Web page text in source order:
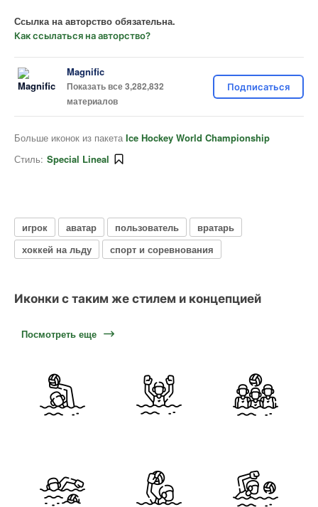
Ссылка на авторство обязательна.
Как ссылаться на авторство?
Magnific
Показать все 3,282,832
материалов
Подписаться
Больше иконок из пакета Ice Hockey World Championship
Стиль: Special Lineal
игрок аватар пользователь
вратарь
хоккей на льду
спорт и соревнования
Иконки с таким же стилем и концепцией
Посмотреть еще